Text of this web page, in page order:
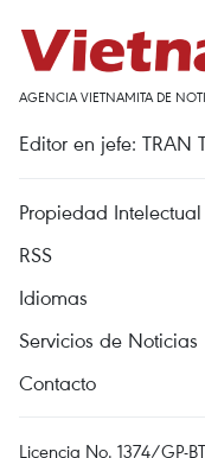
AGENCIA VIETNAMITA DE
Editor en jefe: TRAN
Propiedad Intelectual
RSS
Idiomas
Servicios de Noticias
Contacto
Licencia No. 1374/GP-